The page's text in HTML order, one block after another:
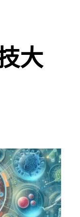
大